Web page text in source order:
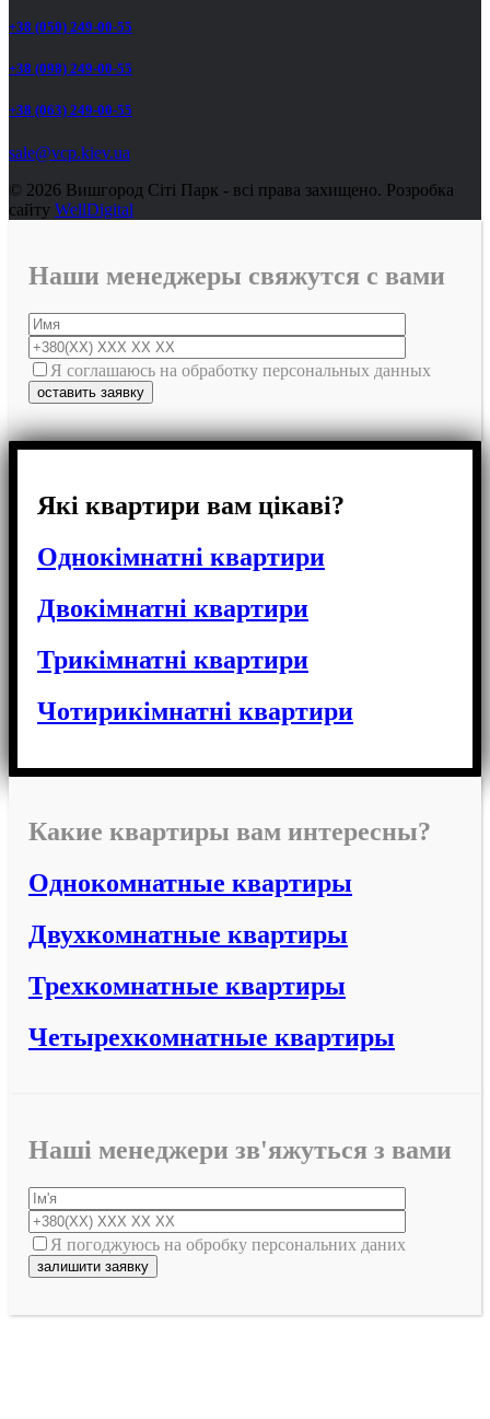
+38 (050) 249-00-55
+38 (098) 249-00-55
+38 (063) 249-00-55
sale@vcp.kiev.ua
© 2026 Вишгород Сіті Парк - всі права захищено. Розробка
сайту WellDigital
Наши менеджеры свяжутся с вами
Я соглашаюсь на обработку персональных данных
Які квартири вам цікаві?
Однокімнатні квартири
Двокімнатні квартири
Трикімнатні квартири
Чотирикімнатні квартири
Какие квартиры вам интересны?
Однокомнатные квартиры
Двухкомнатные квартиры
Трехкомнатные квартиры
Четырехкомнатные квартиры
Наші менеджери зв'яжуться з вами
Я погоджуюсь на обробку персональних даних